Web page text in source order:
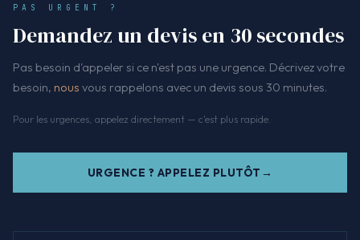
PAS URGENT ?
Demandez un devis en 30 secondes
Pas besoin d'appeler si ce n'est pas une urgence. Décrivez votre
besoin, nous vous rappelons avec un devis sous 30 minutes.
Pour les urgences, appelez directement — c'est plus rapide.
URGENCE ? APPELEZ PLUTÔT